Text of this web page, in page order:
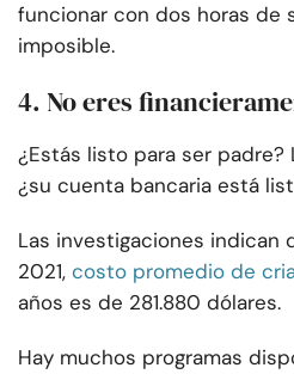
funcionar con dos horas de
imposible.
4. No eres
¿Estás listo para ser padre?
¿su cuenta bancaria está
Las investigaciones indican
2021, costo promedio de
años es de 281.880 dólares.
Hay muchos programas